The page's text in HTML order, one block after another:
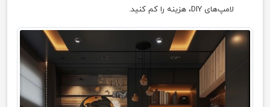
لامپ‌های DIY، هزینه را کم کنید.